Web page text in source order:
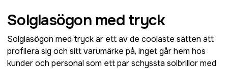
Solglasögon med tryck
Solglasögon med tryck är ett av de coolaste sätten att
profilera sig och sitt varumärke på, inget går hem hos
kunder och personal som ett par schyssta solbrillor med